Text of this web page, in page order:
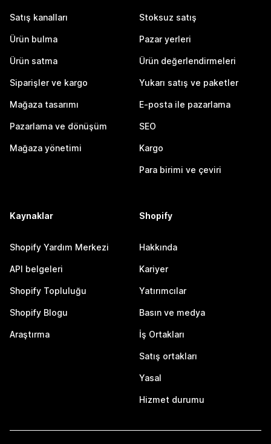
Satış kanalları
Ürün bulma
Ürün satma
Siparişler ve kargo
Mağaza tasarımı
Pazarlama ve dönüşüm
Mağaza yönetimi
Stoksuz satış
Pazar yerleri
Ürün değerlendirmeleri
Yukarı satış ve paketler
E-posta ile pazarlama
SEO
Kargo
Para birimi ve çeviri
Kaynaklar
Shopify Yardım Merkezi
API belgeleri
Shopify Topluluğu
Shopify Blogu
Araştırma
Shopify
Hakkında
Kariyer
Yatırımcılar
Basın ve medya
İş Ortakları
Satış ortakları
Yasal
Hizmet durumu